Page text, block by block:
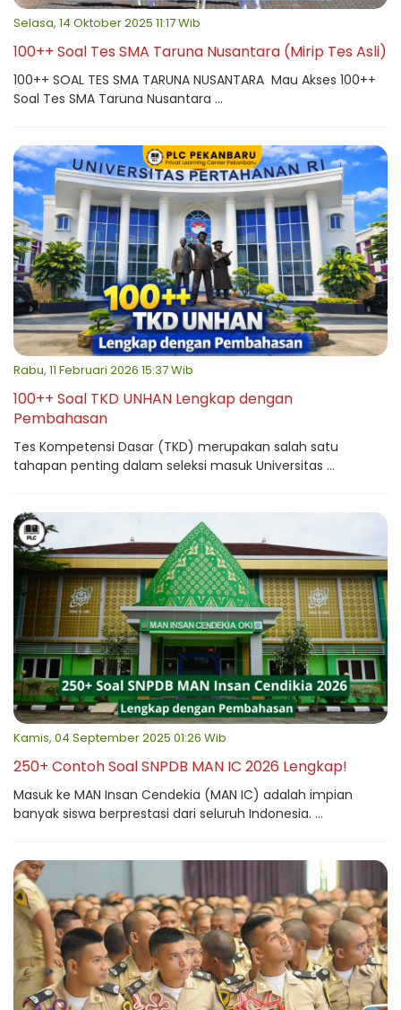
Selasa, 14 Oktober 2025 11:17 Wib
100++ Soal Tes SMA Taruna Nusantara (Mirip Tes Asli)
100++ SOAL TES SMA TARUNA NUSANTARA Mau Akses 100++
Soal Tes SMA Taruna Nusantara ...
Rabu, 11 Februari 2026 15:37 Wib
100++ Soal TKD UNHAN Lengkap dengan
Pembahasan
Tes Kompetensi Dasar (TKD) merupakan salah satu
tahapan penting dalam seleksi masuk Universitas ...
Kamis, 04 September 2025 01:26 Wib
250+ Contoh Soal SNPDB MAN IC 2026 Lengkap!
Masuk ke MAN Insan Cendekia (MAN IC) adalah impian
banyak siswa berprestasi dari seluruh Indonesia. ...